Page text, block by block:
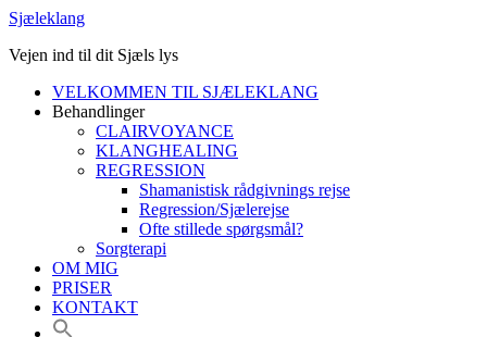
Sjæleklang
Vejen ind til dit Sjæls lys
VELKOMMEN TIL SJÆLEKLANG
Behandlinger
CLAIRVOYANCE
KLANGHEALING
REGRESSION
Shamanistisk rådgivnings rejse
Regression/Sjælerejse
Ofte stillede spørgsmål?
Sorgterapi
OM MIG
PRISER
KONTAKT